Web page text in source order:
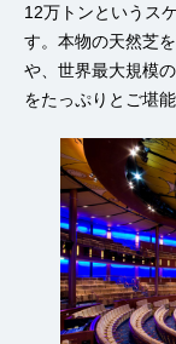
12万トンというス
す。本物の天然芝
や、世界最大規模
をたっぷりとご堪能